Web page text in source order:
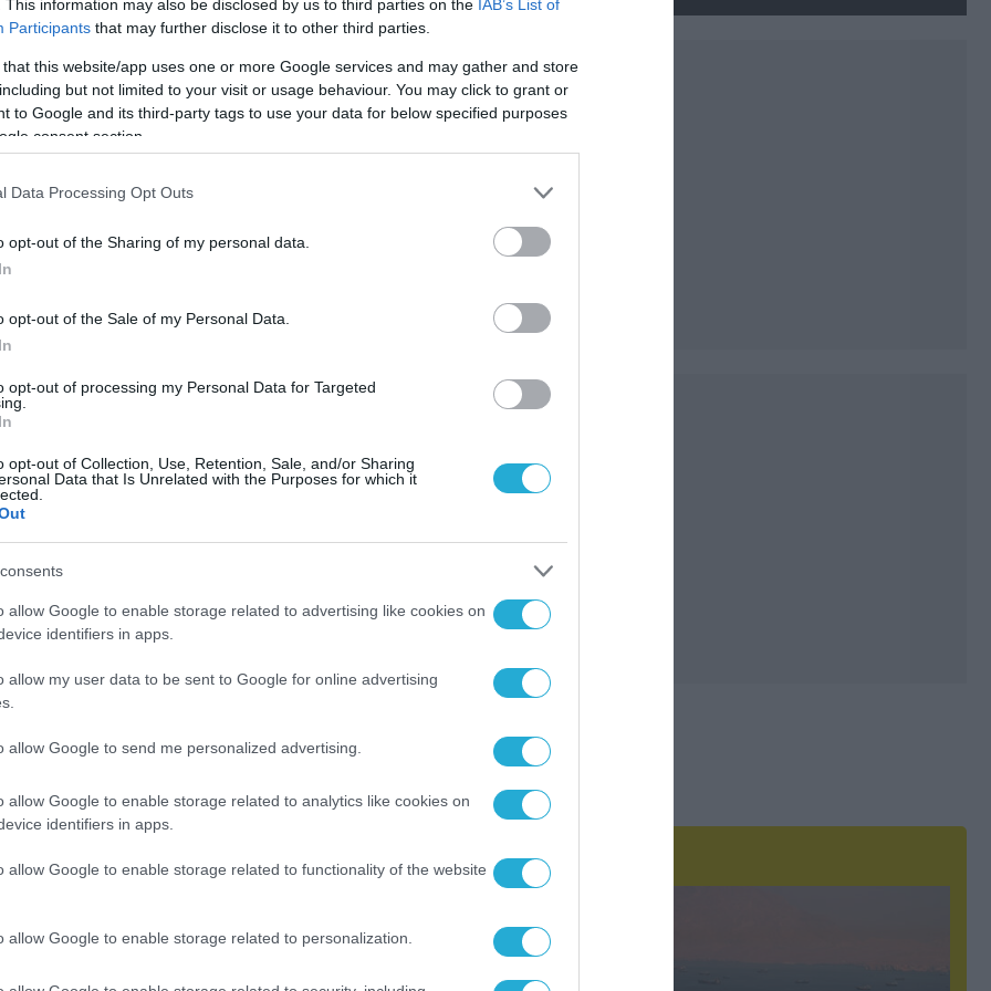
This information may also be disclosed by us to third parties on the IAB’s List of
Participants that may further disclose it to other third parties.
that this website/app uses one or more Google services and may gather and store
but not limited to your visit or usage behaviour. You may click to grant or
to Google and its third-party tags to use your data for below specified purposes
consent section.
Data Processing Opt Outs
opt-out of the Sharing of my personal data.
opt-out of the Sale of my Personal Data.
opt-out of processing my Personal Data for Targeted
opt-out of Collection, Use, Retention, Sale, and/or Sharing
Data that Is Unrelated with the Purposes for which it
allow Google to enable storage related to advertising like cookies on
identifiers in apps.
allow my user data to be sent to Google for online advertising
allow Google to send me personalized advertising.
allow Google to enable storage related to analytics like cookies on
identifiers in apps.
allow Google to enable storage related to functionality of the website
allow Google to enable storage related to personalization.
στοpronews.gr
ΑΡΘΡΟ